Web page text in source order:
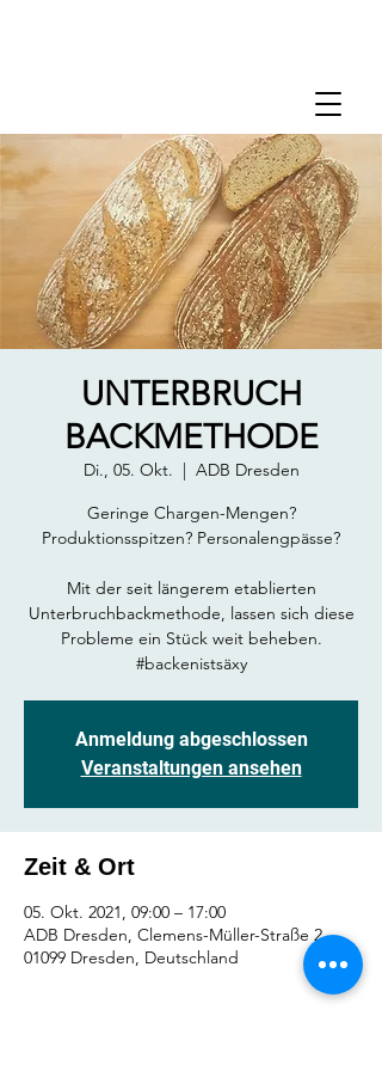
UNTERBRUCH
BACKMETHODE
Di., 05. Okt.
  |
ADB Dresden
Geringe Chargen-Mengen?
Produktionsspitzen? Personalengpässe?
Mit der seit längerem etablierten
Unterbruchbackmethode, lassen sich diese
Probleme ein Stück weit beheben.
#backenistsäxy
Anmeldung abgeschlossen
Veranstaltungen ansehen
Zeit & Ort
05. Okt. 2021, 09:00 – 17:00
ADB Dresden, Clemens-Müller-Straße 2,
01099 Dresden, Deutschland